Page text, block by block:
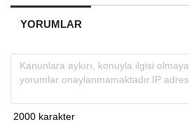
YORUMLAR